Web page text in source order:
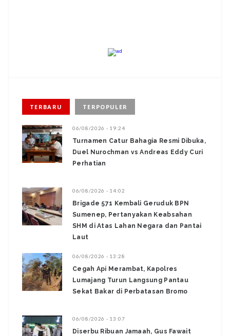
TERBARU TERPOPULER
06/08/2026 - 19:24
Turnamen Catur Bahagia Resmi Dibuka,
Duel Nurochman vs Andreas Eddy Curi
Perhatian
06/08/2026 - 14:02
Brigade 571 Kembali Geruduk BPN
Sumenep, Pertanyakan Keabsahan
SHM di Atas Lahan Negara dan Pantai
Laut
06/08/2026 - 13:28
‎Cegah Api Merambat, Kapolres
Lumajang Turun Langsung Pantau
Sekat Bakar di Perbatasan Bromo ‎
06/08/2026 - 13:07
Diserbu Ribuan Jamaah, Gus Fawait